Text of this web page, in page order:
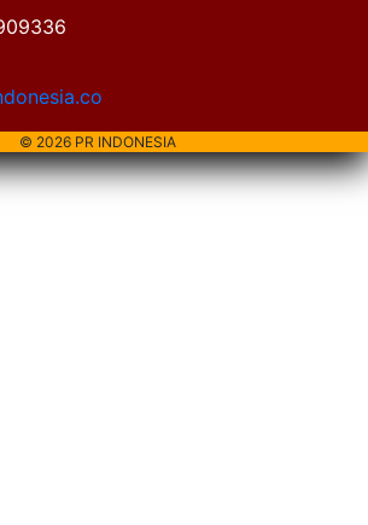
© 2026 PR INDONESIA